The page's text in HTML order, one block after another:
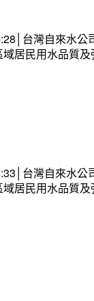
台灣自來水公
居民用水品質
台灣自來水公
居民用水品質